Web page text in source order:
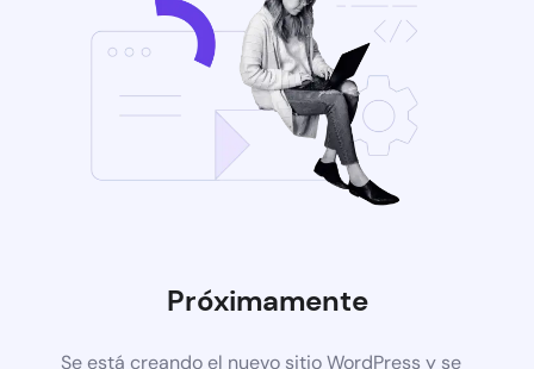
Próximamente
Se está creando el nuevo sitio WordPress y se